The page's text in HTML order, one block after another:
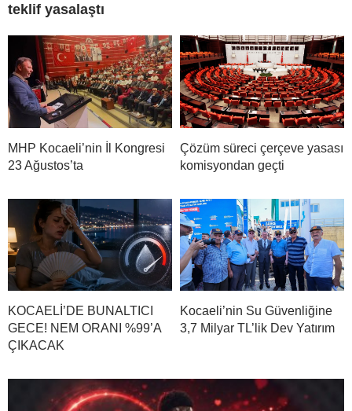
teklif yasalaştı
MHP Kocaeli’nin İl Kongresi
23 Ağustos’ta
Çözüm süreci çerçeve yasası
komisyondan geçti
KOCAELİ’DE BUNALTICI
GECE! NEM ORANI %99’A
ÇIKACAK
Kocaeli’nin Su Güvenliğine
3,7 Milyar TL’lik Dev Yatırım